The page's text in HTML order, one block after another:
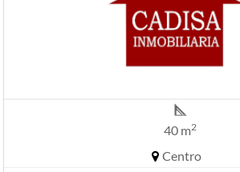
40 m2
Centro